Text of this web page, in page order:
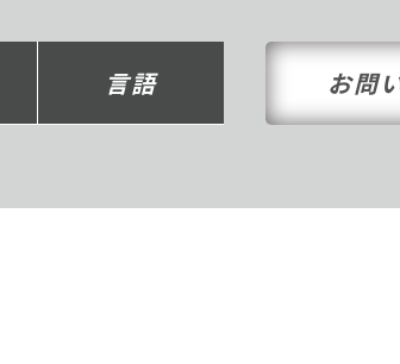
言語 お問